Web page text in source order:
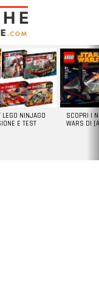
NINJAGO
E TEST
SCOPRI I
WARS DI